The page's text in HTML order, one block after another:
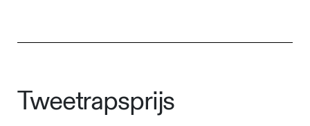
Tweetrapsprijs